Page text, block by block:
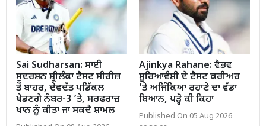
Sai Sudharsan: ਸਾਈ
ਸੁਦਰਸ਼ਨ ਸ਼੍ਰੀਲੰਕਾ ਟੈਸਟ ਸੀਰੀਜ਼
ਤੋਂ ਬਾਹਰ, ਦੇਵਦੱਤ ਪਡਿੱਕਲ
ਖੇਡਣਗੇ ਨੰਬਰ-3 ’ਤੇ, ਸਰਫਰਾਜ਼
ਖਾਨ ਨੂੰ ਕੀਤਾ ਜਾ ਸਕਦੈ ਸ਼ਾਮਲ
Ajinkya Rahane: ਵੈਭਵ
ਸੂਰਿਆਵੰਸ਼ੀ ਦੇ ਟੈਸਟ ਕਰੀਅਰ
’ਤੇ ਅਜਿੰਕਿਆ ਰਹਾਣੇ ਦਾ ਵੱਡਾ
ਬਿਆਨ, ਪੜ੍ਹੋ ਕੀ ਕਿਹਾ
Published On 05 Aug 2026